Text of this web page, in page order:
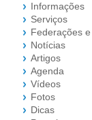
Informações
Serviços
Federações
Notícias
Artigos
Agenda
Vídeos
Fotos
Dicas